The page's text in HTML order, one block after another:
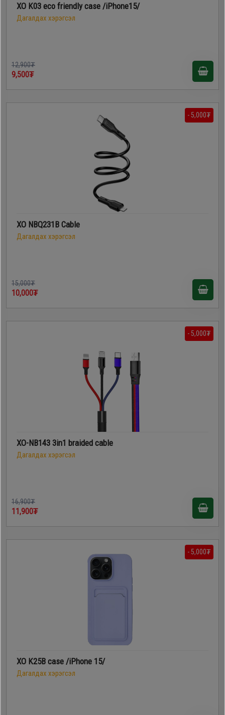
XO K03 eco friendly case /iPhone15/
Дагалдах хэрэгсэл
12,900₮
9,500₮
- 5,000₮
XO NBQ231B Cable
Дагалдах хэрэгсэл
15,000₮
10,000₮
- 5,000₮
XO-NB143 3in1 braided cable
Дагалдах хэрэгсэл
16,900₮
11,900₮
- 5,000₮
XO K25B case /iPhone 15/
Дагалдах хэрэгсэл